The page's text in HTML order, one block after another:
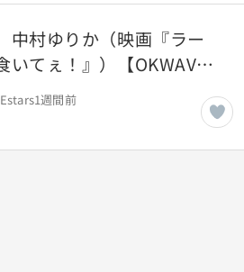
村ゆりか（映画『ラー
いてぇ！』）【OKWAVE
イブ｜2018年3月取
1週間前